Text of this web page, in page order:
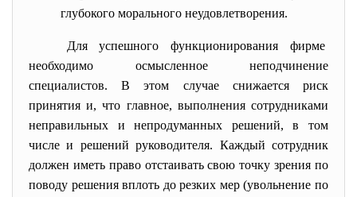
глубокого морального неудовлетворения.
Для успешного функционирования фирме
необходимо осмысленное неподчинение
специалистов. В этом случае снижается риск
принятия и, что главное, выполнения сотрудниками
неправильных и непродуманных решений, в том
числе и решений руководителя. Каждый сотрудник
должен иметь право отстаивать свою точку зрения по
поводу решения вплоть до резких мер (увольнение по